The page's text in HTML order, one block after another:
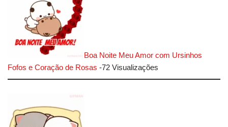
Boa Noite Meu Amor com Ursinhos
Fofos e Coração de Rosas -72 Visualizações